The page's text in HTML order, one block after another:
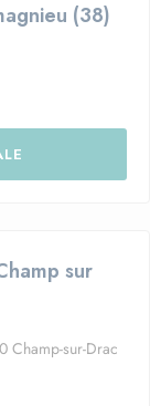
(38)
sur
Champ-sur-Drac